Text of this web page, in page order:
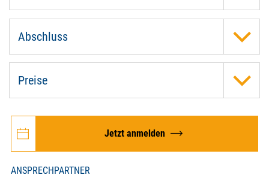
Abschluss
Preise
Jetzt anmelden
ANSPRECHPARTNER